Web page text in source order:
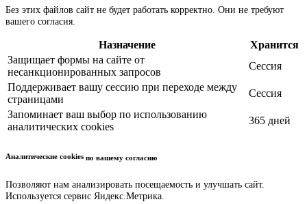
Без этих файлов сайт не будет работать корректно. Они не требуют
вашего согласия.
Назначение
Хранится
Защищает формы на сайте от
несанкционированных запросов
Сессия
Поддерживает вашу сессию при переходе между
страницами
Сессия
Запоминает ваш выбор по использованию
аналитических cookies
365 дней
Аналитические cookies по вашему согласию
Позволяют нам анализировать посещаемость и улучшать сайт.
Используется сервис Яндекс.Метрика.